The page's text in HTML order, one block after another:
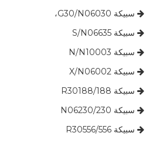
 سبيكة G30/N06030،
 ​​​​​​ سبيكة S/N06635
 سبيكة N/N10003
 ​​​​​​ سبيكة X/N06002
 ​​​​​​​​ سبيكة 188/R30188
 ​​​​​​​ سبيكة 230/N06230
 ​​​​​​​ سبيكة 556/R30556